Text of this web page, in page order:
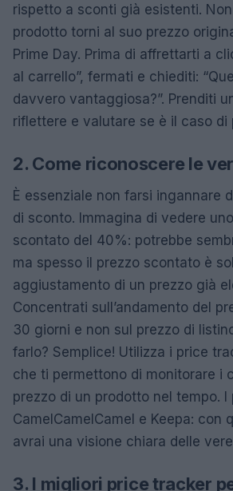
rispetto a sconti già esistenti.
prodotto torni al suo prezzo
Prime Day. Prima di affrettarti a
al carrello”, fermati e chiediti:
davvero vantaggiosa?”. Prenditi
riflettere e valutare se è il caso di
2. Come riconoscere le
È essenziale non farsi ingannare
di sconto. Immagina di vedere
scontato del 40%: potrebbe
ma spesso il prezzo scontato è
aggiustamento di un prezzo già
Concentrati sull’andamento del
30 giorni e non sul prezzo di
farlo? Semplice! Utilizza i price
che ti permettono di monitorare i
prezzo di un prodotto nel tempo. I
CamelCamelCamel e Keepa: con
avrai una visione chiara delle
3. I migliori price tracker